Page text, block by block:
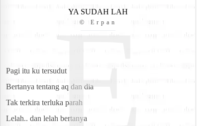
E
YA SUDAH LAH
© Erpan
Pagi itu ku tersudut
Bertanya tentang aq dan dia
Tak terkira terluka parah
Lelah.. dan lelah bertanya